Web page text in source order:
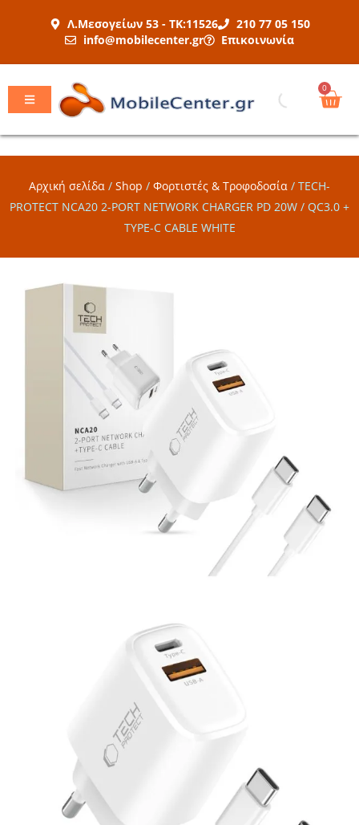
Λ.Μεσογείων 53 - ΤΚ:11526
210 77 05 150
info@mobilecenter.gr
Επικοινωνία
0
Αρχική σελίδα / Shop / Φορτιστές & Τροφοδοσία / TECH-
PROTECT NCA20 2-PORT NETWORK CHARGER PD 20W / QC3.0 +
TYPE-C CABLE WHITE